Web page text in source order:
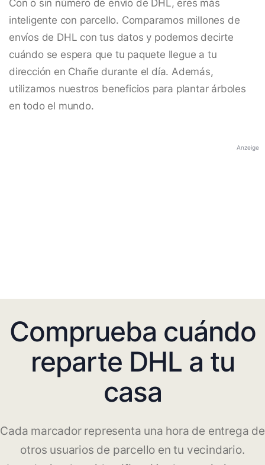
Con o sin número de envío de DHL, eres más
inteligente con parcello. Comparamos millones de
envíos de DHL con tus datos y podemos decirte
cuándo se espera que tu paquete llegue a tu
dirección en Chañe durante el día. Además,
utilizamos nuestros beneficios para plantar árboles
en todo el mundo.
Anzeige
Comprueba cuándo
reparte DHL a tu
casa
Cada marcador representa una hora de entrega de
otros usuarios de parcello en tu vecindario.